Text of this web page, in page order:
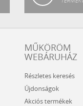
MŰKÖRÖM
WEBÁRUHÁZ
Részletes keresés
Újdonságok
Akciós termékek